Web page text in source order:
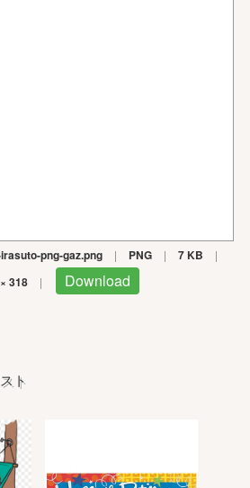
png-gaz.png | PNG | 7 KB |
318 | Download
ト